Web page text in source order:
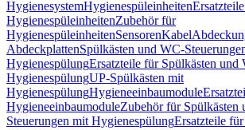
HygienesystemHygienespüleinheiten
HygienespüleinheitenZubehör für
HygienespüleinheitenSensorenKabel
AbdeckplattenSpülkästen und WC-
HygienespülungErsatzteile für Spülkästen und
HygienespülungUP-Spülkästen mit
HygienespülungHygieneeinbaumodule
HygieneeinbaumoduleZubehör für Spülkästen
Steuerungen mit HygienespülungErsatzteile